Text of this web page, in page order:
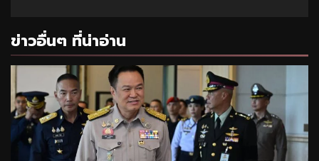
ข่าวอื่นๆ ที่น่าอ่าน